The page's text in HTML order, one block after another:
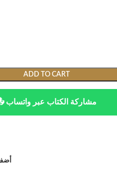
ADD TO CART
📤 مشاركة الكتاب عبر واتساب